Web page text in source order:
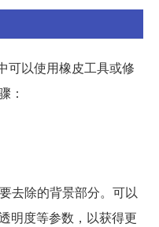
可以使用橡皮工具或修
：
去除的背景部分。可以
明度等参数，以获得更